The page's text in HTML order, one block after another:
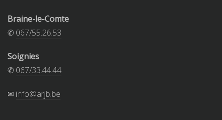
Braine-le-Comte
✆ 067/55.26.53
Soignies
✆ 067/33.44.44
✉ info@arjb.be